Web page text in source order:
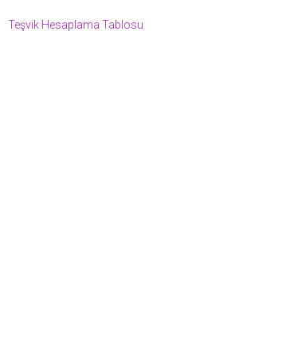
Teşvik Hesaplama Tablosu